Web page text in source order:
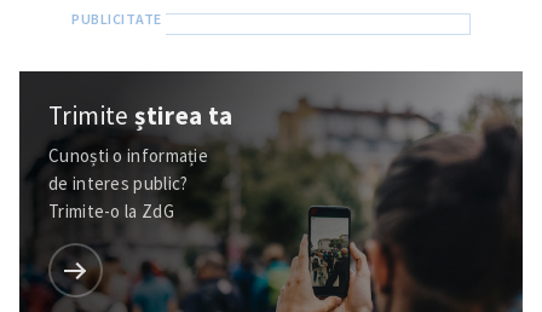
Trimiteștirea ta
Cunoști o informație
de interes public?
Trimite-o la ZdG